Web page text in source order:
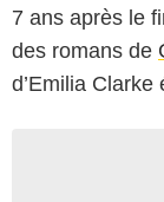
7 ans après le
des romans de
d’Emilia